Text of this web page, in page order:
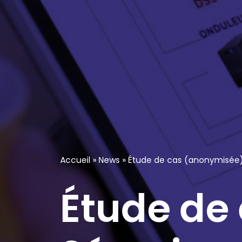
Accueil» News » Étude de cas
Étude